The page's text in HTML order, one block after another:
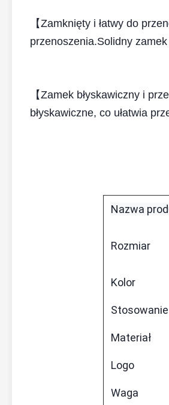
【Zamknięty i łatwy do
przenoszenia.Solidny
【Zamek błyskawiczny i
błyskawiczne, co ułatwia
Nazwa
Rozmiar
Kolor
Stosowanie
Materiał
Logo
Waga